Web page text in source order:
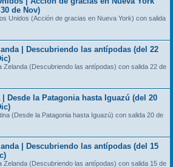
de Nov)
Unidos (Acción de gracias en Nueva York) con salida
| Descubriendo las antípodas (del 22
Zelanda (Descubriendo las antípodas) con salida 22 de
Desde la Patagonia hasta Iguazú (del 20
(Desde la Patagonia hasta Iguazú) con salida 20 de
| Descubriendo las antípodas (del 15
Zelanda (Descubriendo las antípodas) con salida 15 de